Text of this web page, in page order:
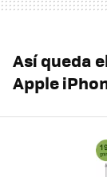
Así queda
Apple